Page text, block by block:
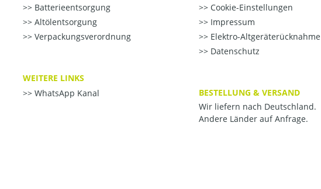
Batterieentsorgung
Altölentsorgung
Verpackungsverordnung
WEITERE LINKS
WhatsApp Kanal
Cookie-Einstellungen
Impressum
Elektro-Altgeräterücknahme
Datenschutz
BESTELLUNG & VERSAND
Wir liefern nach Deutschland.
Andere Länder auf Anfrage.